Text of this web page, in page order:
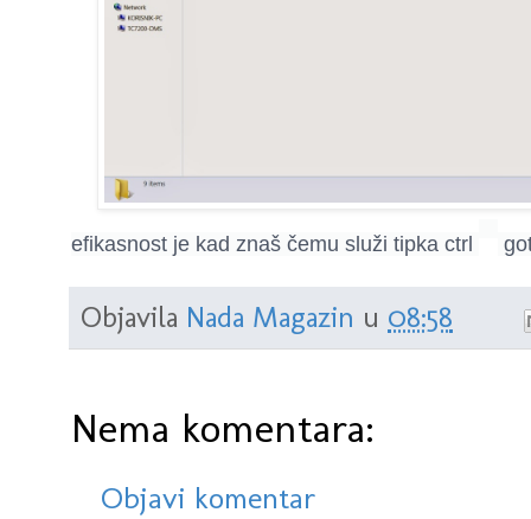
efikasnost je kad znaš čemu služi tipka ctrl
Objavila Nada Magazin u 08:58
Nema komentara:
Objavi komentar